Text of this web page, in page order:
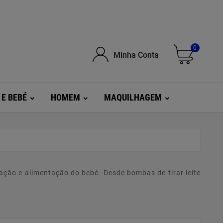
Minha Conta
0
BEBÉ HOMEM MAQUILHAGEM
e alimentação do bebé. Desde bombas de tirar leite